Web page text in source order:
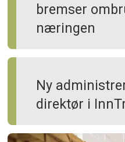
bremser
næringen
Ny
direktør i